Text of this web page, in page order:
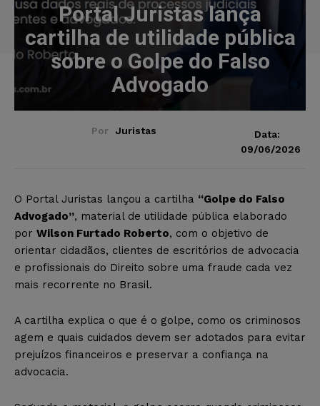
Portal Juristas lança
cartilha de utilidade pública
sobre o Golpe do Falso
Advogado
Por Juristas
Data:
09/06/2026
O Portal Juristas lançou a cartilha “Golpe do Falso
Advogado”, material de utilidade pública elaborado
por Wilson Furtado Roberto, com o objetivo de
orientar cidadãos, clientes de escritórios de advocacia
e profissionais do Direito sobre uma fraude cada vez
mais recorrente no Brasil.
A cartilha explica o que é o golpe, como os criminosos
agem e quais cuidados devem ser adotados para evitar
prejuízos financeiros e preservar a confiança na
advocacia.